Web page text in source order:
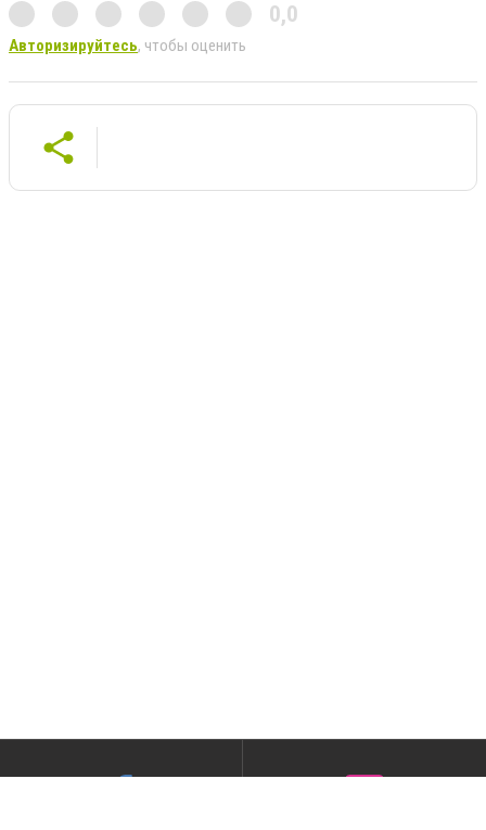
0,0
Авторизируйтесь, чтобы оценить